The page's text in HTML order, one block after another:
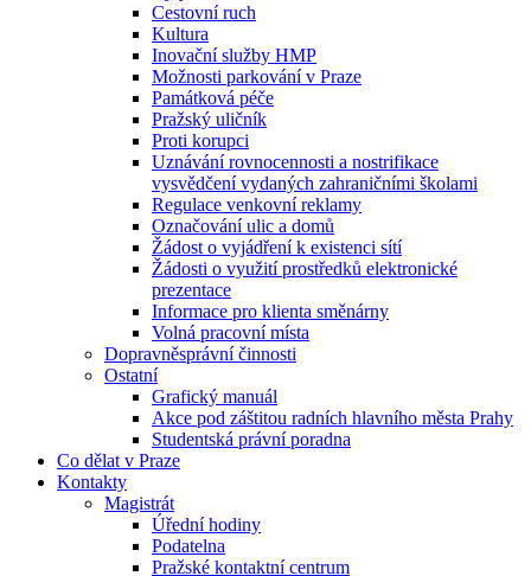
Cestovní ruch
Kultura
Inovační služby HMP
Možnosti parkování v Praze
Památková péče
Pražský uličník
Proti korupci
Uznávání rovnocennosti a nostrifikace
vysvědčení vydaných zahraničními školami
Regulace venkovní reklamy
Označování ulic a domů
Žádost o vyjádření k existenci sítí
Žádosti o využití prostředků elektronické
prezentace
Informace pro klienta směnárny
Volná pracovní místa
Dopravněsprávní činnosti
Ostatní
Grafický manuál
Akce pod záštitou radních hlavního města Prahy
Studentská právní poradna
Co dělat v Praze
Kontakty
Magistrát
Úřední hodiny
Podatelna
Pražské kontaktní centrum